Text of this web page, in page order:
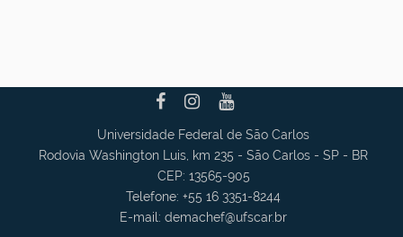
Universidade Federal de São Carlos
Rodovia Washington Luis, km 235 - São Carlos - SP - BR
CEP: 13565-905
Telefone: +55 16 3351-8244
E-mail: demachef@ufscar.br